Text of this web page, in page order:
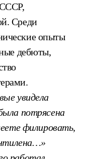
Среди
опыты
дебюты,
увидела
потрясена
филировать,